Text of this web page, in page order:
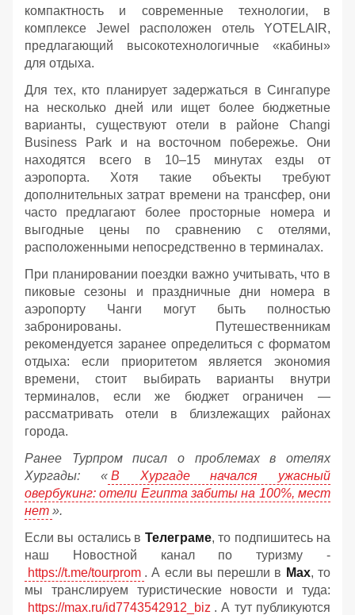
компактность и современные технологии, в
комплексе Jewel расположен отель YOTELAIR,
предлагающий высокотехнологичные «кабины»
для отдыха.
Для тех, кто планирует задержаться в Сингапуре
на несколько дней или ищет более бюджетные
варианты, существуют отели в районе Changi
Business Park и на восточном побережье. Они
находятся всего в 10–15 минутах езды от
аэропорта. Хотя такие объекты требуют
дополнительных затрат времени на трансфер, они
часто предлагают более просторные номера и
выгодные цены по сравнению с отелями,
расположенными непосредственно в терминалах.
При планировании поездки важно учитывать, что в
пиковые сезоны и праздничные дни номера в
аэропорту Чанги могут быть полностью
забронированы. Путешественникам
рекомендуется заранее определиться с форматом
отдыха: если приоритетом является экономия
времени, стоит выбирать варианты внутри
терминалов, если же бюджет ограничен —
рассматривать отели в близлежащих районах
города.
Ранее Турпром писал о проблемах в отелях
Хургады: « В Хургаде начался ужасный
овербукинг: отели Египта забиты на 100%, мест
нет ».
Если вы остались в Телеграме, то подпишитесь на
наш Новостной канал по туризму -
https://t.me/tourprom . А если вы перешли в Мах, то
мы транслируем туристические новости и туда:
https://max.ru/id7743542912_biz . А тут публикуются